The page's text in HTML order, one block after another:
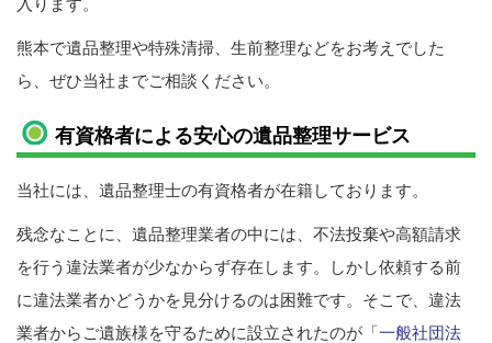
入ります。
熊本で遺品整理や特殊清掃、生前整理などをお考えでした
ら、ぜひ当社までご相談ください。
有資格者による安心の遺品整理サービス
当社には、遺品整理士の有資格者が在籍しております。
残念なことに、遺品整理業者の中には、不法投棄や高額請求
を行う違法業者が少なからず存在します。しかし依頼する前
に違法業者かどうかを見分けるのは困難です。そこで、違法
業者からご遺族様を守るために設立されたのが「一般社団法